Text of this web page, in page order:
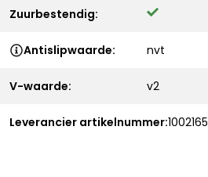
Zuurbestendig:
Antislipwaarde: nvt
V-waarde: v2
Leverancier artikelnummer:1002165